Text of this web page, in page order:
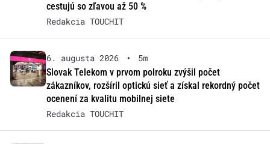
cestujú so zľavou až 50 %
Redakcia TOUCHIT
6. augusta 2026 •
5m
Slovak Telekom v prvom polroku zvýšil počet
zákazníkov, rozšíril optickú sieť a získal rekordný počet
ocenení za kvalitu mobilnej siete
Redakcia TOUCHIT